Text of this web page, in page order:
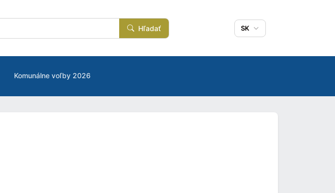
Hľadať SK
Komunálne voľby 2026